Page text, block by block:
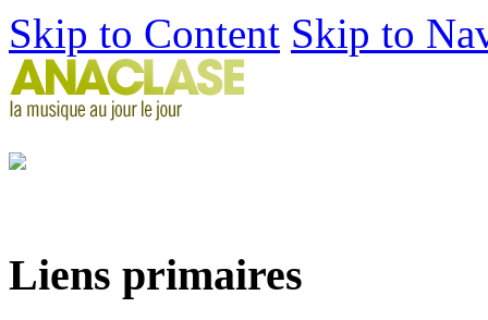
Skip to Content Skip to
Liens primaires